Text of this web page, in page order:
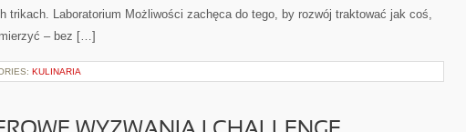
trikach. Laboratorium Możliwości zachęca do tego, by rozwój traktować jak coś,
– bez […]
KULINARIA